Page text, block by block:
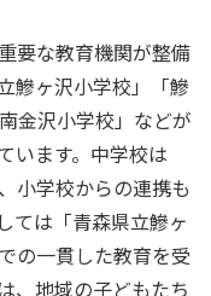
要な教育機関が整備
鰺ヶ沢小学校」「鰺
金沢小学校」などが
います。中学校は
小学校からの連携も
ては「青森県立鰺ヶ
の一貫した教育を受
、地域の子どもたち